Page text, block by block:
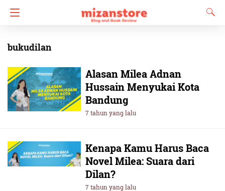
bukudilan
Alasan Milea Adnan
Hussain Menyukai Kota
Bandung
7 tahun yang lalu
Kenapa Kamu Harus Baca
Novel Milea: Suara dari
Dilan?
7 tahun yang lalu